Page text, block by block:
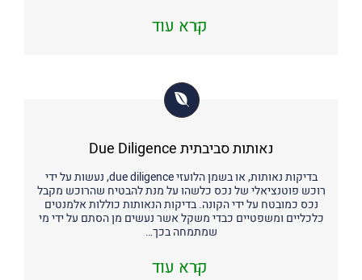
קרא עוד
נאותות סביבתית Due Diligence
בדיקות נאותות, או בשמן הלועזי due diligence, נעשות על ידי
רוכש פוטנציאלי של נכס כלשהו על מנת להבטיח שהרוכש מקבל
נכס כמובטח על ידי הקונה. בדיקות הנאותות כוללות אלמנטים
כלכליים ומשפטיים כבדי משקל אשר נעשים מן הסתם על ידי מי
שמתמחה בכך…
קרא עוד